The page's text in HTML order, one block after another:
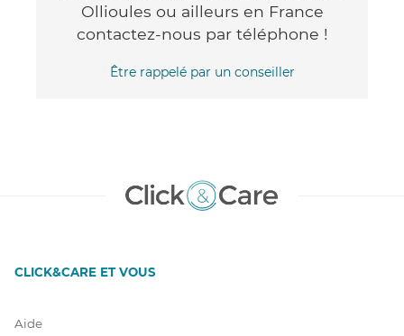
Ollioules ou ailleurs en France
contactez-nous par téléphone !
Être rappelé par un conseiller
CLICK&CARE ET VOUS
Aide